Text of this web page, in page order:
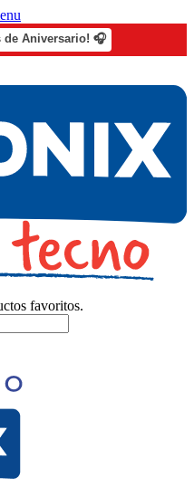
de Aniversario! 🎧
favoritos.